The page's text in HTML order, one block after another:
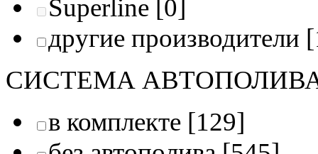
Superline [0]
другие производители
СИСТЕМА
в комплекте [129]